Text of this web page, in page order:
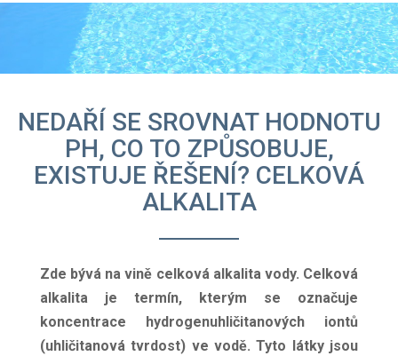
NEDAŘÍ SE SROVNAT HODNOTU
PH, CO TO ZPŮSOBUJE,
EXISTUJE ŘEŠENÍ? CELKOVÁ
ALKALITA
Zde bývá na vině celková alkalita vody. Celková
alkalita je termín, kterým se označuje
koncentrace hydrogenuhličitanových iontů
(uhličitanová tvrdost) ve vodě. Tyto látky jsou